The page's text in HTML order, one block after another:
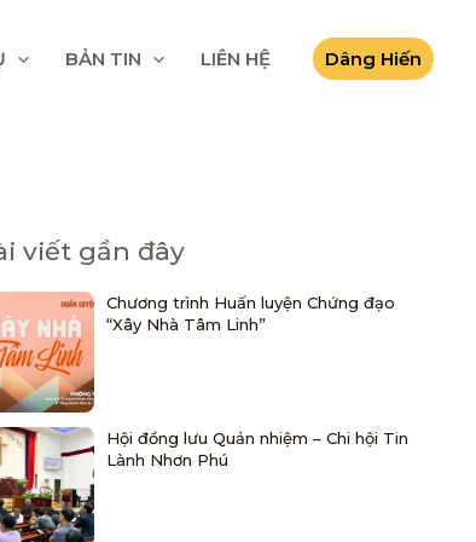
BẢN TIN LIÊN HỆ Dâng Hiến
viết gần đây
Chương trình Huấn luyện Chứng đạo
“Xây Nhà Tâm Linh”
Hội đồng lưu Quản nhiệm – Chi hội Tin
Lành Nhơn Phú